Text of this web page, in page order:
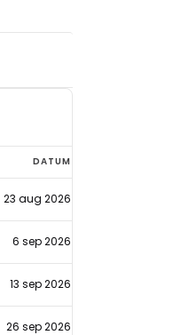
DATUM
23 aug 2026
6 sep 2026
13 sep 2026
26 sep 2026